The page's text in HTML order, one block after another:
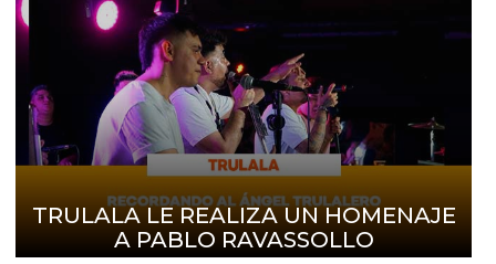
TRULALA LE REALIZA UN HOMENAJE
A PABLO RAVASSOLLO